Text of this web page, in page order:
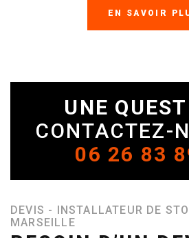
EN SAVOIR
UNE
CONTACTEZ-
06 26 83
DEVIS - INSTALLATEUR DE
MARSEILLE